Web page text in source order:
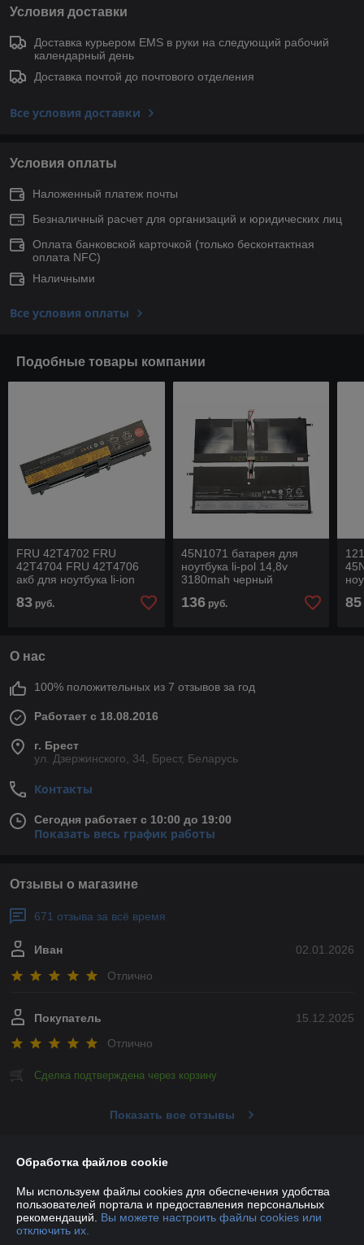
Условия доставки
Доставка курьером EMS в руки на следующий рабочий
календарный день
Доставка почтой до почтового отделения
Все условия доставки
Условия оплаты
Наложенный платеж почты
Безналичный расчет для организаций и юридических лиц
Оплата банковской карточкой (только беcконтактная
оплата NFC)
Наличными
Все условия оплаты
Подобные товары компании
FRU 42T4702 FRU
42T4704 FRU 42T4706
акб для ноутбука li-ion
83 руб.
45N1071 батарея для
ноутбука li-pol 14,8v
3180mah черный
136руб. 85
О нас
100% положительных из 7 отзывов за год
Работает с 18.08.2016
г. Брест
ул. Дзержинского, 34, Брест, Беларусь
Контакты
Сегодня работает с 10:00 до 19:00
Показать весь график работы
Отзывы о магазине
671 отзыва за всё время
02.01.2026
Иван
Отлично
15.12.2025
Покупатель
Отлично
Сделка подтверждена через корзину
Показать все отзывы
О нас
Контакты
Обработка файлов cookie
Мы используем файлы cookies для обеспечения удобства
пользователей портала и предоставления персональных
рекомендаций. Вы можете настроить файлы cookies или
отключить их.